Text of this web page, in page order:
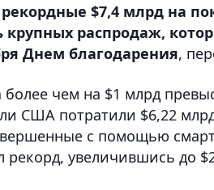
$7,4 млрд на
распродаж,
Днем благодарения,
более чем на $1 млрд
США потратили $6,22
с помощью
рекорд, увеличившись до